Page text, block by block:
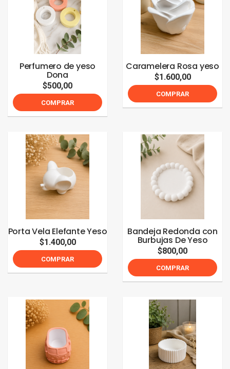
Perfumero de yeso
Dona
$500,00
COMPRAR
Caramelera Rosa yeso
$1.600,00
COMPRAR
Porta Vela Elefante Yeso
$1.400,00
COMPRAR
Bandeja Redonda con
Burbujas De Yeso
$800,00
COMPRAR